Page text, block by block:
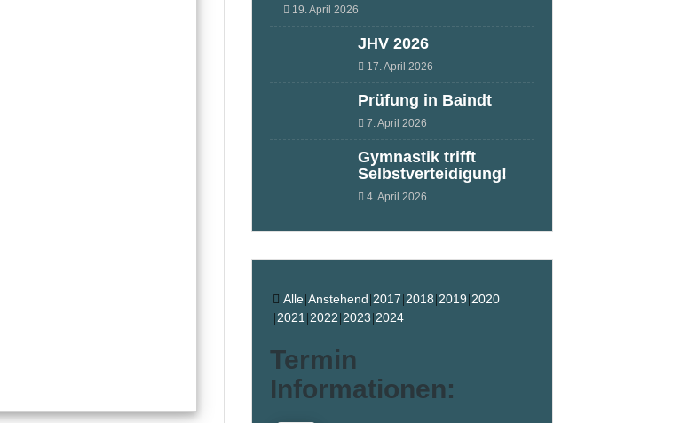
19. April 2026
JHV 2026
17. April 2026
Prüfung in Baindt
7. April 2026
Gymnastik trifft
Selbstverteidigung!
4. April 2026
Alle Anstehend 2017 2018 2019 2020
2021 2022 2023 2024
Termin
Informationen: